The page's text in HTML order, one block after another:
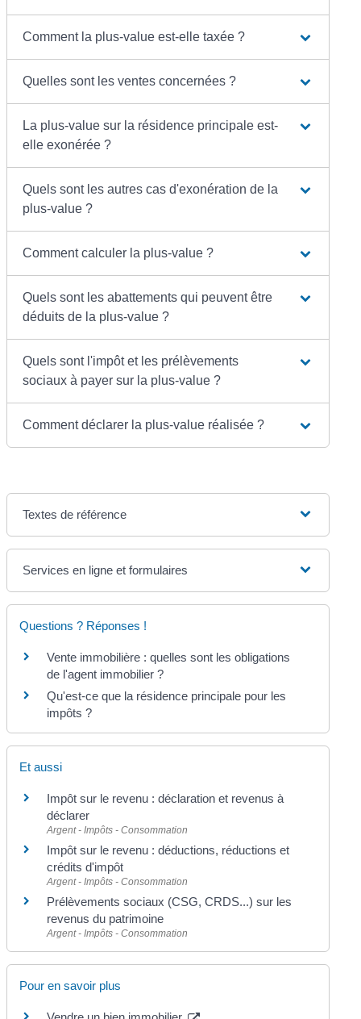
Comment la plus-value est-elle taxée ?
Quelles sont les ventes concernées ?
La plus-value sur la résidence principale est-
elle exonérée ?
Quels sont les autres cas d'exonération de la
plus-value ?
Comment calculer la plus-value ?
Quels sont les abattements qui peuvent être
déduits de la plus-value ?
Quels sont l'impôt et les prélèvements
sociaux à payer sur la plus-value ?
Comment déclarer la plus-value réalisée ?
Textes de référence
Services en ligne et formulaires
Questions ? Réponses !
Vente immobilière : quelles sont les obligations
de l'agent immobilier ?
Qu'est-ce que la résidence principale pour les
impôts ?
Et aussi
Impôt sur le revenu : déclaration et revenus à
déclarer
Argent - Impôts - Consommation
Impôt sur le revenu : déductions, réductions et
crédits d'impôt
Argent - Impôts - Consommation
Prélèvements sociaux (CSG, CRDS...) sur les
revenus du patrimoine
Argent - Impôts - Consommation
Pour en savoir plus